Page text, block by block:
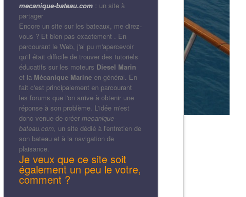
mecanique-bateau.com : un site à
partager
Encore un site sur les bateaux, me direz-
vous ? Et bien pas exactement . En
parcourant le Web, j'ai pu m'apercevoir
qu'il était difficile de trouver des tutoriels
éducatifs sur les moteurs Diesel Marin
et la Mécanique Marine en général. En
fait c'est principalement en parcourant
les forums que l'on arrive à obtenir une
réponse à son problème. L'idée m'est
donc venue de créer mecanique-
bateau.com, un site dédié à l'entretien de
son bateau et à la navigation de
plaisance.
Je veux que ce site soit
également un peu le votre,
comment ?